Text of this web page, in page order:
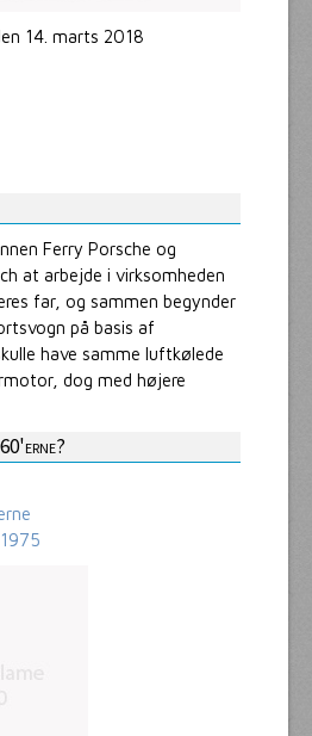
14. marts 2018
Ferry Porsche og
at arbejde i virksomheden
far, og sammen begynder
på basis af
have samme luftkølede
dog med højere